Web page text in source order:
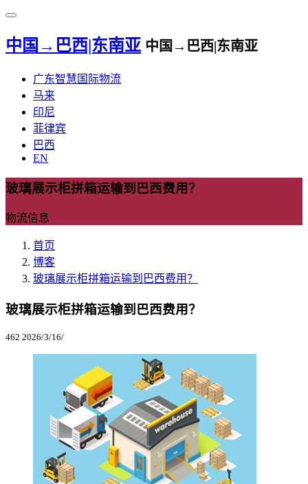
中国→巴西|东南亚 中国→巴西|东南亚
广东智慧国际物流
马来
印尼
菲律宾
巴西
EN
玻璃展示柜拼箱运输到巴西费用？
物流信息
首页
博客
玻璃展示柜拼箱运输到巴西费用？
玻璃展示柜拼箱运输到巴西费用？
462 2026/3/16/